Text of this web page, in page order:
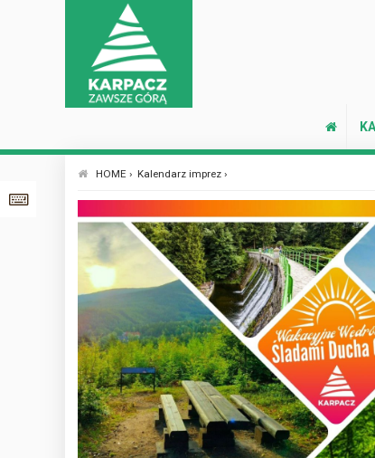
HOME › Kalendarz imprez ›